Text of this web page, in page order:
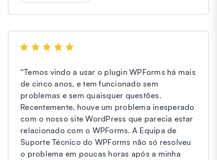
“Temos vindo a usar o plugin WPForms há mais
de cinco anos, e tem funcionado sem
problemas e sem quaisquer questões.
Recentemente, houve um problema inesperado
com o nosso site WordPress que parecia estar
relacionado com o WPForms. A Equipa de
Suporte Técnico do WPForms não só resolveu
o problema em poucas horas após a minha